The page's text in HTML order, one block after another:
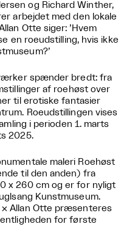
og Richard Winther,
arbejdet med den lokale
Otte siger: ’Hvem
en roeudstilling, hvis ikke
spænder bredt: fra
af roehøst over
til erotiske fantasier
Roeudstillingen vises
i perioden 1. marts
2025.
maleri Roehøst
til den anden) fra
x 260 cm og er for nyligt
Kunstmuseum.
× Allan Otte præsenteres
for første